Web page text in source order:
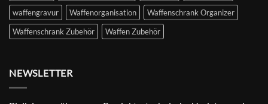
waffengravur
Waffenorganisation
Waffenschrank Organizer
Waffenschrank Zubehör
Waffen Zubehör
NEWSLETTER